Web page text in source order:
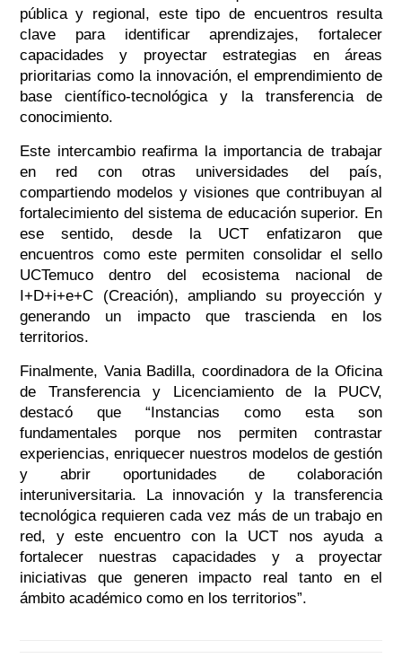
pública y regional, este tipo de encuentros resulta
clave para identificar aprendizajes, fortalecer
capacidades y proyectar estrategias en áreas
prioritarias como la innovación, el emprendimiento de
base científico-tecnológica y la transferencia de
conocimiento.
Este intercambio reafirma la importancia de trabajar
en red con otras universidades del país,
compartiendo modelos y visiones que contribuyan al
fortalecimiento del sistema de educación superior. En
ese sentido, desde la UCT enfatizaron que
encuentros como este permiten consolidar el sello
UCTemuco dentro del ecosistema nacional de
I+D+i+e+C (Creación), ampliando su proyección y
generando un impacto que trascienda en los
territorios.
Finalmente, Vania Badilla, coordinadora de la Oficina
de Transferencia y Licenciamiento de la PUCV,
destacó que “Instancias como esta son
fundamentales porque nos permiten contrastar
experiencias, enriquecer nuestros modelos de gestión
y abrir oportunidades de colaboración
interuniversitaria. La innovación y la transferencia
tecnológica requieren cada vez más de un trabajo en
red, y este encuentro con la UCT nos ayuda a
fortalecer nuestras capacidades y a proyectar
iniciativas que generen impacto real tanto en el
ámbito académico como en los territorios”.